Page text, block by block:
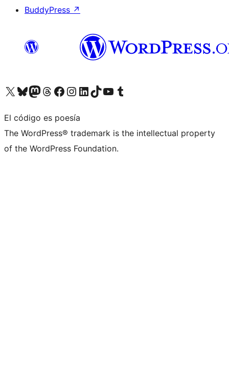
BuddyPress ↗
Visita nuestra cuenta de X (anteriormente Twitter)
Visita nuestra cuenta de Bluesky
Visita nuestra cuenta de Mastodon
Visita nuestra cuenta de Threads
Visita nuestra página de Facebook
Visita nuestra cuenta de Instagram
Visita nuestra cuenta de LinkedIn
Visita nuestra cuenta de TikTok
Visita nuestro canal de YouTube
Visita nuestra cuenta de Tumblr
El código es poesía
The WordPress® trademark is the intellectual property
of the WordPress Foundation.